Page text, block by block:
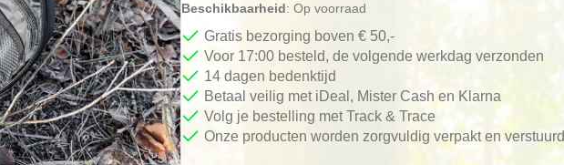
Beschikbaarheid: Op voorraad
Gratis bezorging boven € 50,-
Voor 17:00 besteld, de volgende werkdag verzonden
14 dagen bedenktijd
Betaal veilig met iDeal, Mister Cash en Klarna
Volg je bestelling met Track & Trace
Onze producten worden zorgvuldig verpakt en verstuurd